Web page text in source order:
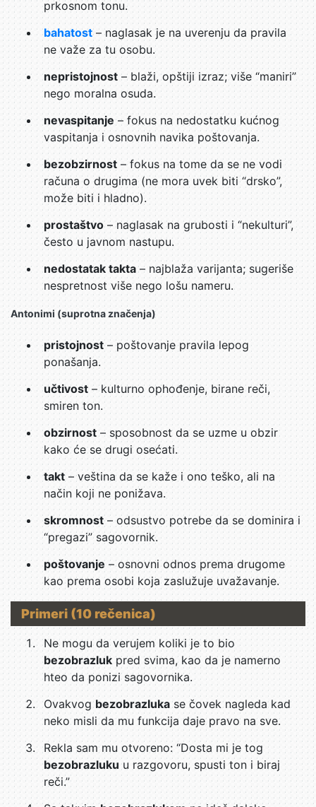
prkosnom tonu.
bahatost – naglasak je na uverenju da pravila
ne važe za tu osobu.
nepristojnost – blaži, opštiji izraz; više “maniri”
nego moralna osuda.
nevaspitanje– fokus na nedostatku kućnog
vaspitanja i osnovnih navika poštovanja.
bezobzirnost – fokus na tome da se ne vodi
računa o drugima (ne mora uvek biti “drsko”,
može biti i hladno).
prostaštvo– naglasak na grubosti i “nekulturi”,
često u javnom nastupu.
nedostatak takta– najblaža varijanta; sugeriše
nespretnost više nego lošu nameru.
Antonimi (suprotna značenja)
pristojnost– poštovanje pravila lepog
ponašanja.
učtivost – kulturno ophođenje, birane reči,
smiren ton.
obzirnost– sposobnost da se uzme u obzir
kako će se drugi osećati.
takt– veština da se kaže i ono teško, ali na
način koji ne ponižava.
skromnost– odsustvo potrebe da se dominira i
“pregazi” sagovornik.
poštovanje – osnovni odnos prema drugome
kao prema osobi koja zaslužuje uvažavanje.
Primeri (10 rečenica)
Ne mogu da verujem koliki je to bio
bezobrazluk pred svima, kao da je namerno
hteo da ponizi sagovornika.
Ovakvogbezobrazlukase čovek nagleda kad
neko misli da mu funkcija daje pravo na sve.
Rekla sam mu otvoreno: “Dosta mi je tog
bezobrazluku u razgovoru, spusti ton i biraj
reči.”